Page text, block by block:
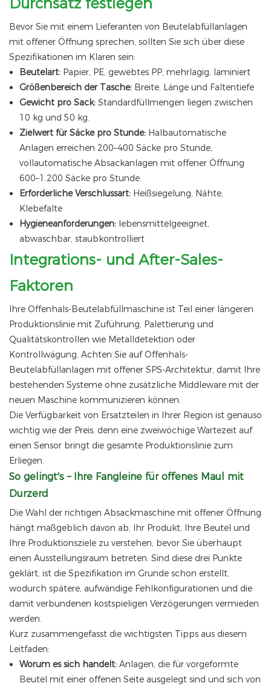
Bevor Sie mit einem Lieferanten von Beutelabfüllanlagen
mit offener Öffnung sprechen, sollten Sie sich über diese
Spezifikationen im Klaren sein:
Beutelart: Papier, PE, gewebtes PP, mehrlagig, laminiert
Größenbereich der Tasche: Breite, Länge und Faltentiefe
Gewicht pro Sack: Standardfüllmengen liegen zwischen
10 kg und 50 kg.
Zielwert für Säcke pro Stunde: Halbautomatische
Anlagen erreichen 200–400 Säcke pro Stunde,
vollautomatische Absackanlagen mit offener Öffnung
600–1.200 Säcke pro Stunde.
Erforderliche Verschlussart: Heißsiegelung, Nähte,
Klebefalte
Hygieneanforderungen: lebensmittelgeeignet,
abwaschbar, staubkontrolliert
Integrations- und After-Sales-
Faktoren
Ihre Offenhals-Beutelabfüllmaschine ist Teil einer längeren
Produktionslinie mit Zuführung, Palettierung und
Qualitätskontrollen wie Metalldetektion oder
Kontrollwägung. Achten Sie auf Offenhals-
Beutelabfüllanlagen mit offener SPS-Architektur, damit Ihre
bestehenden Systeme ohne zusätzliche Middleware mit der
neuen Maschine kommunizieren können.
Die Verfügbarkeit von Ersatzteilen in Ihrer Region ist genauso
wichtig wie der Preis, denn eine zweiwöchige Wartezeit auf
einen Sensor bringt die gesamte Produktionslinie zum
Erliegen.
So gelingt's – Ihre Fangleine für offenes Maul mit
Durzerd
Die Wahl der richtigen Absackmaschine mit offener Öffnung
hängt maßgeblich davon ab, Ihr Produkt, Ihre Beutel und
Ihre Produktionsziele zu verstehen, bevor Sie überhaupt
einen Ausstellungsraum betreten. Sind diese drei Punkte
geklärt, ist die Spezifikation im Grunde schon erstellt,
wodurch spätere, aufwändige Fehlkonfigurationen und die
damit verbundenen kostspieligen Verzögerungen vermieden
werden.
Kurz zusammengefasst die wichtigsten Tipps aus diesem
Leitfaden:
Worum es sich handelt: Anlagen, die für vorgeformte
Beutel mit einer offenen Seite ausgelegt sind und sich von